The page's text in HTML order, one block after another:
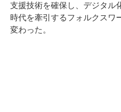
支援技術を確保し、デジタル
時代を牽引するフォルクスワ
変わった。